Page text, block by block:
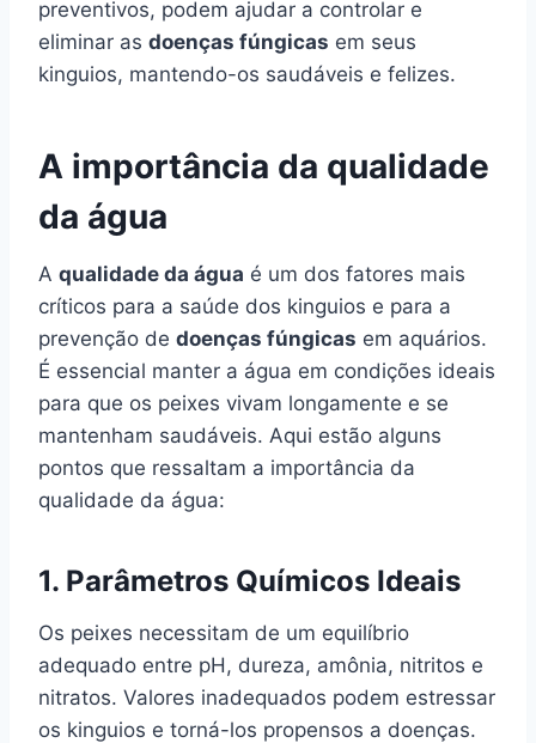
preventivos, podem ajudar a controlar e
eliminar as doenças fúngicas em seus
kinguios, mantendo-os saudáveis e felizes.
A importância da qualidade
da água
A qualidade da água é um dos fatores mais
críticos para a saúde dos kinguios e para a
prevenção de doenças fúngicas em aquários.
É essencial manter a água em condições ideais
para que os peixes vivam longamente e se
mantenham saudáveis. Aqui estão alguns
pontos que ressaltam a importância da
qualidade da água:
1. Parâmetros Químicos Ideais
Os peixes necessitam de um equilíbrio
adequado entre pH, dureza, amônia, nitritos e
nitratos. Valores inadequados podem estressar
os kinguios e torná-los propensos a doenças.